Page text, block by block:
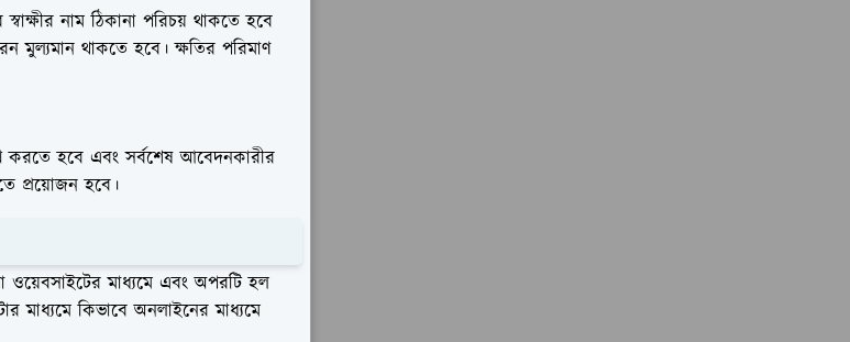
নাম ঠিকানা পরিচয় থাকতে হবে
মুল্যমান থাকতে হবে। ক্ষতির পরিমাণ
করতে হবে এবং সর্বশেষ আবেদনকারীর
প্রয়োজন হবে।
মাধ্যমে এবং অপরটি হল
মাধ্যমে কিভাবে অনলাইনের মাধ্যমে